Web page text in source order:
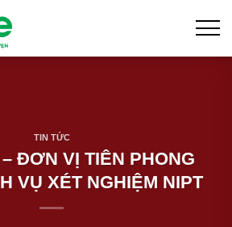
TIN TỨC
ĐƠN VỊ TIÊN PHONG
VỤ XÉT NGHIỆM NIPT